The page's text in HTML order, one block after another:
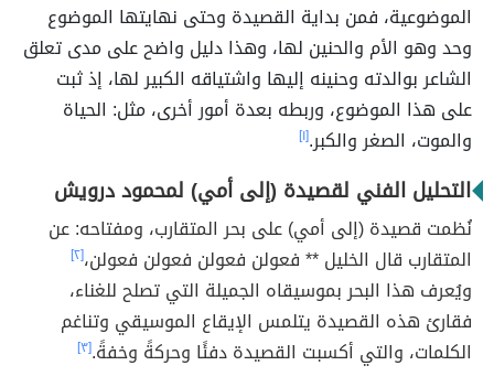
الموضوعية، فمن بداية القصيدة وحتى نهايتها الموضوع
وحد وهو الأم والحنين لها، وهذا دليل واضح على مدى تعلق
الشاعر بوالدته وحنينه إليها واشتياقه الكبير لها، إذ ثبت
على هذا الموضوع، وربطه بعدة أمور أخرى، مثل: الحياة
والموت، الصغر والكبر.[١]
التحليل الفني لقصيدة (إلى أمي) لمحمود درويش
نُظمت قصيدة (إلى أمي) على بحر المتقارب، ومفتاحه: عن
المتقارب قال الخليل ** فعولن فعولن فعولن فعولن،[٢]
ويُعرف هذا البحر بموسيقاه الجميلة التي تصلح للغناء،
فقارئ هذه القصيدة يتلمس الإيقاع الموسيقي وتناغم
الكلمات، والتي أكسبت القصيدة دفئًا وحركةً وخفةً.[٣]